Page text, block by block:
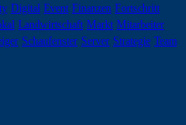
Digital Event Finanzen Fortschritt
Landwirtschaft Markt Mitarbeiter
Schaufenster Server Strategie Team